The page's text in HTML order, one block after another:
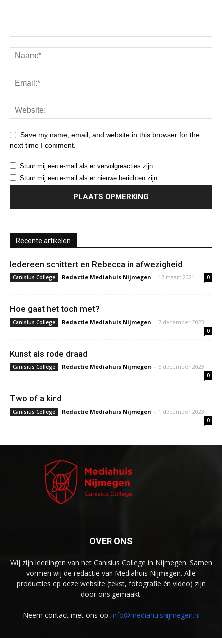
Save my name, email, and website in this browser for the
next time I comment.
Stuur mij een e-mail als er vervolgreacties zijn.
Stuur mij een e-mail als er nieuwe berichten zijn.
Recente artikelen
Iedereen schittert en Rebecca in afwezigheid
Canisius College Redactie Mediahuis Nijmegen - 17 maart 2024 0
Hoe gaat het toch met?
Canisius College Redactie Mediahuis Nijmegen - 7 december 2023
0
Kunst als rode draad
Canisius College Redactie Mediahuis Nijmegen - 5 december 2023
0
Two of a kind
Canisius College Redactie Mediahuis Nijmegen - 1 december 2023
0
OVER ONS
Wij zijn leerlingen van het Canisius College in Nijmegen. Samen
vormen wij de redactie van Mediahuis Nijmegen. Alle
producties op deze website (tekst, fotografie én video) zijn
door ons gemaakt.
Neem contact met ons op: info@mediahuisnijmegen.nl